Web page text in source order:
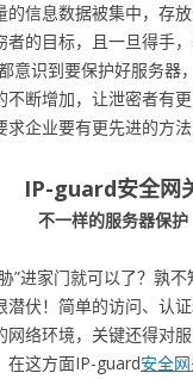
的信息数据被集中，存
者的目标，且一旦得手
意识到要保护好服务器
不断增加，让泄密者有
企业要有更先进的方法
IP-guard安全网
不一样的服务器保护
”进家门就可以了？孰
潜伏！简单的访问、认
网络环境，关键还得对
在这方面IP-guard安全